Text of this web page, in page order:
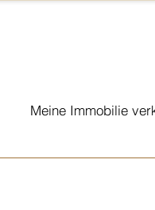
Meine Immobilie